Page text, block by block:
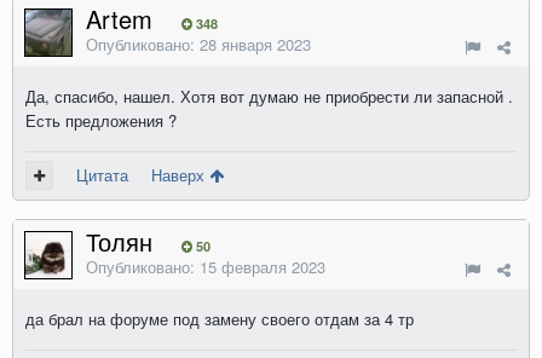
Artem 348
Опубликовано: 28 января 2023
Да, спасибо, нашел. Хотя вот думаю не приобрести ли запасной .
Есть предложения ?
Цитата Наверх
Толян 50
Опубликовано: 15 февраля 2023
да брал на форуме под замену своего отдам за 4 тр